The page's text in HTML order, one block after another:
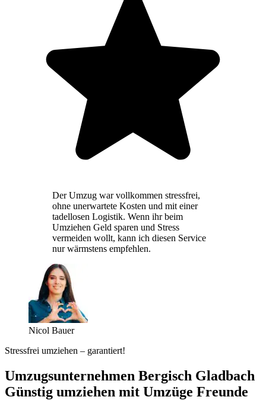
Der Umzug war vollkommen stressfrei,
ohne unerwartete Kosten und mit einer
tadellosen Logistik. Wenn ihr beim
Umziehen Geld sparen und Stress
vermeiden wollt, kann ich diesen Service
nur wärmstens empfehlen.
Nicol Bauer
Stressfrei umziehen – garantiert!
Umzugsunternehmen Bergisch Gladbach
Günstig umziehen mit Umzüge Freunde